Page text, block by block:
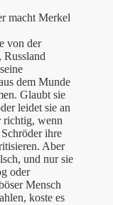
macht Merkel
von der
Russland
dem Munde
Glaubt sie
leidet sie an
richtig, wenn
ihre
Aber
und nur sie
oder
Mensch
koste es